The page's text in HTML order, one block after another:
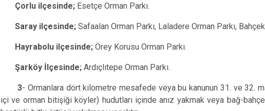
Çorlu ilçesinde; Esetçe Orman Parkı.
Saray ilçesinde; Safaalan Orman Parkı, Laladere Orman Parkı,
Hayrabolu ilçesinde; Örey Korusu Orman Parkı.
Şarköy İlçesinde; Ardıçlıtepe Orman Parkı.
3- Ormanlara dört kilometre mesafede veya bu kanunun 31. ve 32.
içi ve orman bitişiği köyler) hudutları içinde anız yakmak veya bağ-